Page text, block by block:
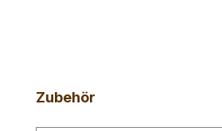
Produktgalerie überspringen
Zubehör